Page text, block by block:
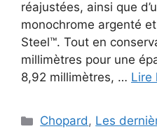
réajustées, ainsi que
monochrome argenté
Steel™. Tout en
millimètres pour une
8,92 millimètres, … Lire
Catégories
Chopard, Les